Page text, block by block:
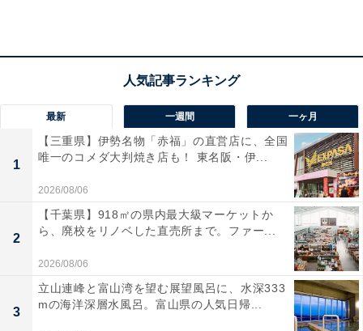
ラッキーポイント……ラズベリーレッド、ダブルリ
ング、セットアップ、新札
最新 一週間 一ヶ月
1
【三重県】伊勢名物「赤福」の直営店に、全国
唯一のコメダ大判焼き店も！ 東名阪・伊...
2026/08/06
2
【千葉県】918㎡の県内最大級マーケットか
ら、廃校をリノベした直売所まで。ファー...
2026/08/06
3
立山連峰と富山湾を望む展望風呂に、水深333
mの海洋深層水風呂。富山県の人気日帰...